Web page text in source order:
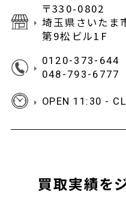
〒330-0802
埼玉県さいた
第9松ビル1F
0120-373-644
048-793-6777
OPEN 11:30 -
買取実績を